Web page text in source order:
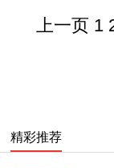
上一页 1
精彩推荐